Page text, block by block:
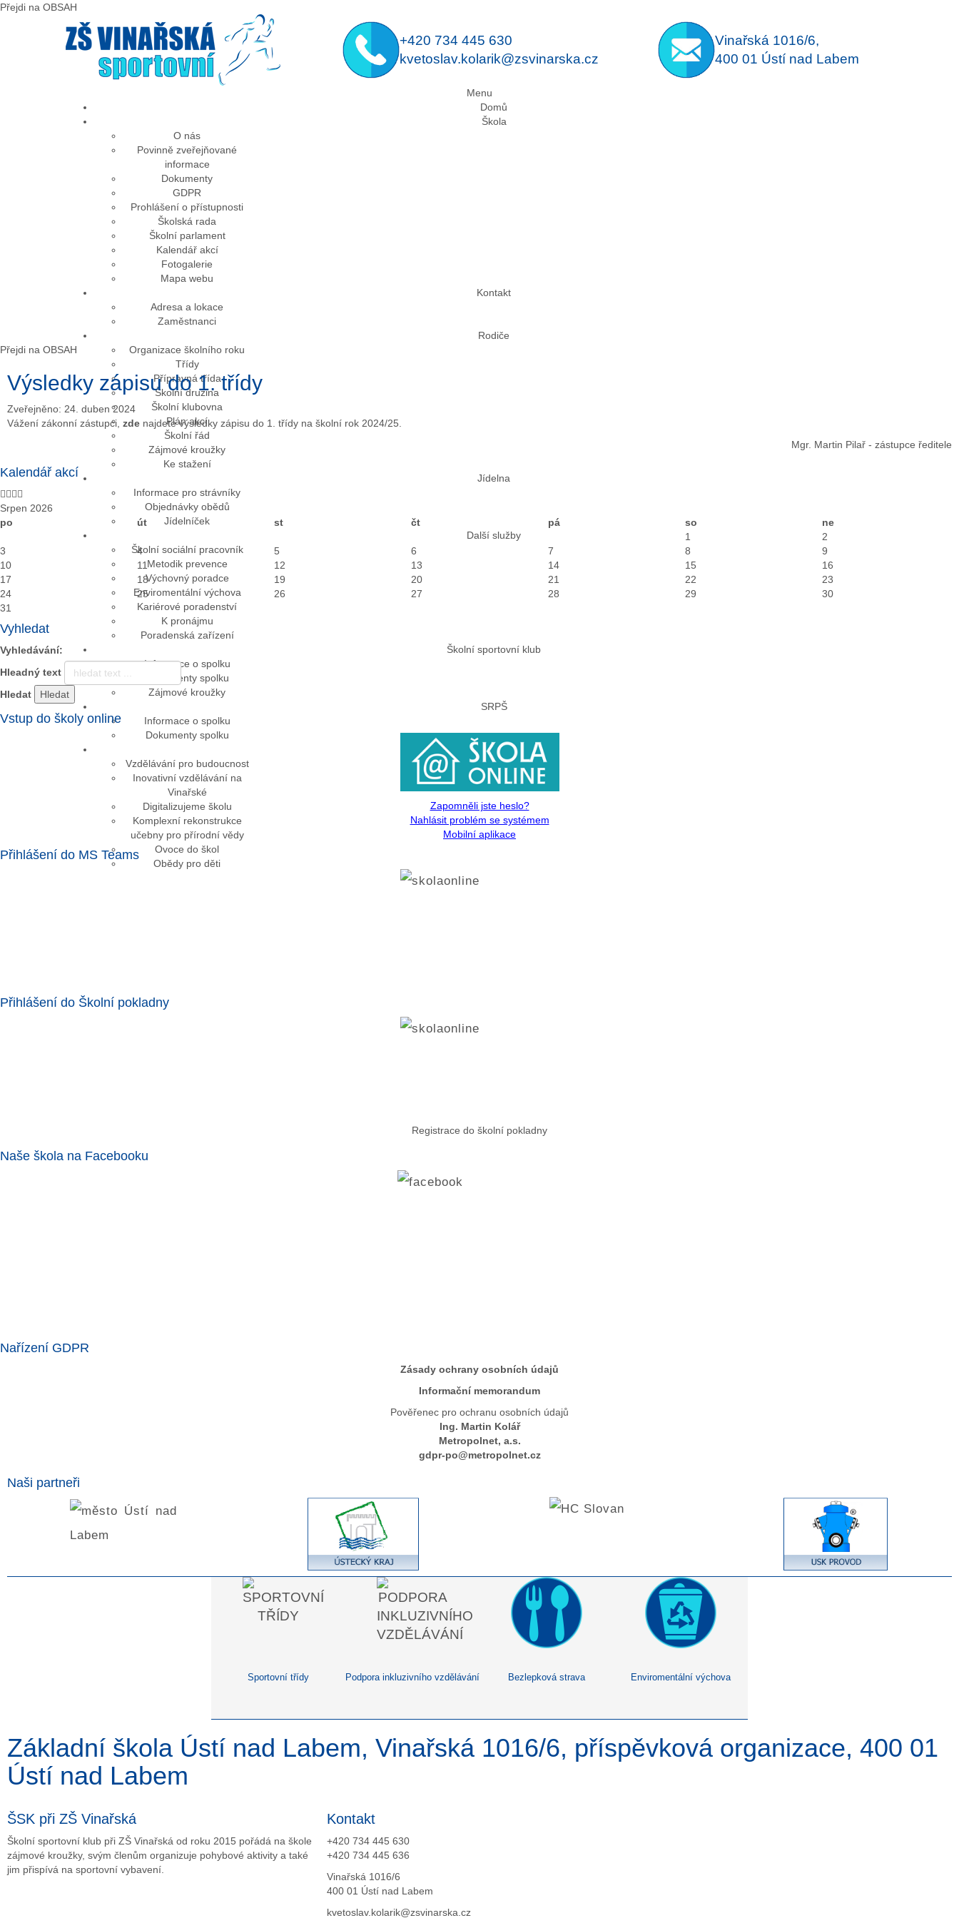
Přejdi na OBSAH
+420 734 445 630
kvetoslav.kolarik@zsvinarska.cz
Vinařská 1016/6,
400 01 Ústí nad Labem
Menu
Domů
Škola
O nás
Povinně zveřejňované
informace
Dokumenty
GDPR
Prohlášení o přístupnosti
Školská rada
Školní parlament
Kalendář akcí
Fotogalerie
Mapa webu
Kontakt
Adresa a lokace
Zaměstnanci
Rodiče
Organizace školního roku
Třídy
Přípravná třída
Školní družina
Školní klubovna
Plán akcí
Školní řád
Zájmové kroužky
Ke stažení
Jídelna
Informace pro strávníky
Objednávky obědů
Jídelníček
Další služby
Školní sociální pracovník
Metodik prevence
Výchovný poradce
Enviromentální výchova
Kariérové poradenství
K pronájmu
Poradenská zařízení
Školní sportovní klub
Informace o spolku
Dokumenty spolku
Zájmové kroužky
SRPŠ
Informace o spolku
Dokumenty spolku
Projekty
Vzdělávání pro budoucnost
Inovativní vzdělávání na
Vinařské
Digitalizujeme školu
Komplexní rekonstrukce
učebny pro přírodní vědy
Ovoce do škol
Obědy pro děti
Přejdi na OBSAH
Výsledky zápisu do 1. třídy
Zveřejněno: 24. duben 2024
Vážení zákonní zástupci, zde najdete výsledky zápisu do 1. třídy na školní rok 2024/25.
Mgr. Martin Pilař - zástupce ředitele
Kalendář akcí
rokměsíc
rokměsíc
Srpen 2026
po
út st čt pá so
ne
1
2
3
4 5 6 7 8
9
10
11 12 13 14 15
16
17
18 19 20 21 22
23
24
25 26 27 28 29
30
31
Vyhledat
Vyhledávání:
Hleadný text
Hledat
Vstup do školy online
Zapomněli jste heslo?
Nahlásit problém se systémem
Mobilní aplikace
Přihlášení do MS Teams
Přihlášení do Školní pokladny
Registrace do školní pokladny
Naše škola na Facebooku
Nařízení GDPR
Zásady ochrany osobních údajů
Informační memorandum
Pověřenec pro ochranu osobních údajů
Ing. Martin Kolář
Metropolnet, a.s.
gdpr-po@metropolnet.cz
Naši partneři
Sportovní třídy Podpora inkluzivního vzdělávání Bezlepková strava Enviromentální výchova
Základní škola Ústí nad Labem, Vinařská 1016/6, příspěvková organizace, 400 01
Ústí nad Labem
ŠSK při ZŠ Vinařská
Školní sportovní klub při ZŠ Vinařská od roku 2015 pořádá na škole
zájmové kroužky, svým členům organizuje pohybové aktivity a také
jim přispívá na sportovní vybavení.
Kontakt
+420 734 445 630
+420 734 445 636
Vinařská 1016/6
400 01 Ústí nad Labem
kvetoslav.kolarik@zsvinarska.cz